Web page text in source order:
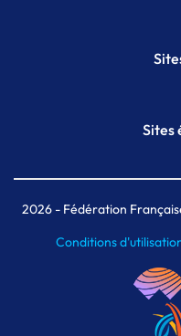
Sites
MAIF
2026- Fédération
Conditions